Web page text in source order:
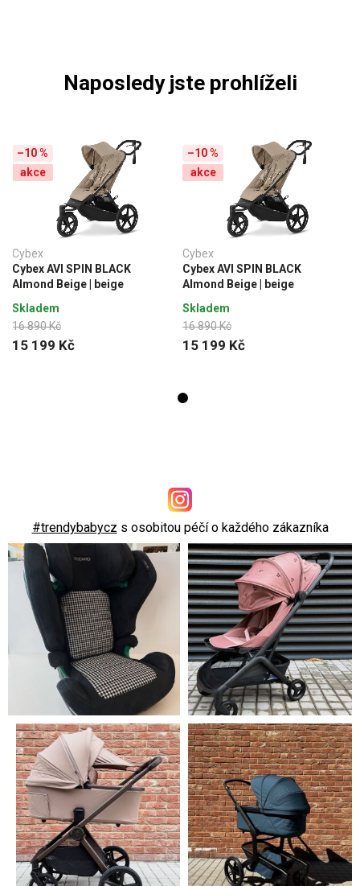
Naposledy jste prohlíželi
–10 %
akce
Cybex
Cybex AVI SPIN BLACK
Almond Beige | beige
16 890 Kč
15 199 Kč
Skladem
–10 %
akce
Cybex
Cybex AVI SPIN BLACK
Almond Beige | beige
16 890 Kč
15 199 Kč
Skladem
#trendybabycz s osobitou péčí o každého zákazníka